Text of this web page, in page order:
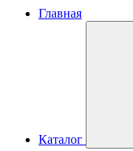
Главная
Каталог